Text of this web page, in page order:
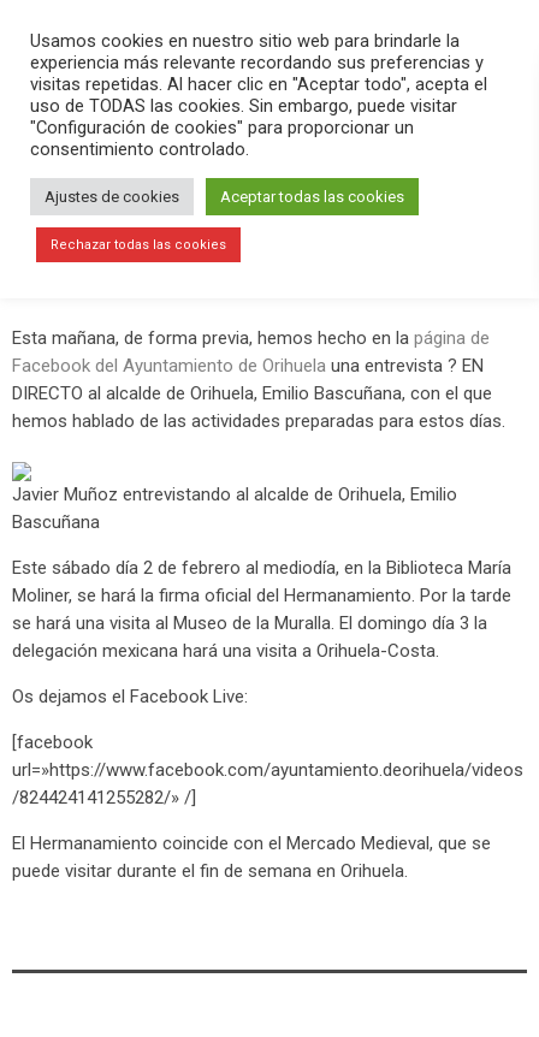
search menu pause PLAY
febrero 1, 2019
Hermanamiento Orihuela-Zacatecas
El mes de febrero comienza con un acontecimiento muy
especial para Orihuela, ya que este sábado día 2 se firmará el
Hermanamiento entre esta localidad y la mexicana de
Esta mañana, de forma previa, hemos hecho en la página de
Facebook del Ayuntamiento de Orihuela una entrevista ? EN
DIRECTO al alcalde de Orihuela, Emilio Bascuñana, con el que
hemos hablado de las actividades preparadas para estos días.
Javier Muñoz entrevistando al alcalde de Orihuela, Emilio
Bascuñana
Este sábado día 2 de febrero al mediodía, en la Biblioteca María
Moliner, se hará la firma oficial del Hermanamiento. Por la tarde
se hará una visita al Museo de la Muralla. El domingo día 3 la
delegación mexicana hará una visita a Orihuela-Costa.
Os dejamos el Facebook Live:
[facebook
url=»https://www.facebook.com/ayuntamiento.deorihuela/videos
/824424141255282/» /]
El Hermanamiento coincide con el Mercado Medieval, que se
puede visitar durante el fin de semana en Orihuela.
Usamos cookies en nuestro sitio web para brindarle la
experiencia más relevante recordando sus preferencias y
visitas repetidas. Al hacer clic en "Aceptar todo", acepta el
uso de TODAS las cookies. Sin embargo, puede visitar
"Configuración de cookies" para proporcionar un
consentimiento controlado.
Ajustes de cookies Aceptar todas las cookies
Rechazar todas las cookies